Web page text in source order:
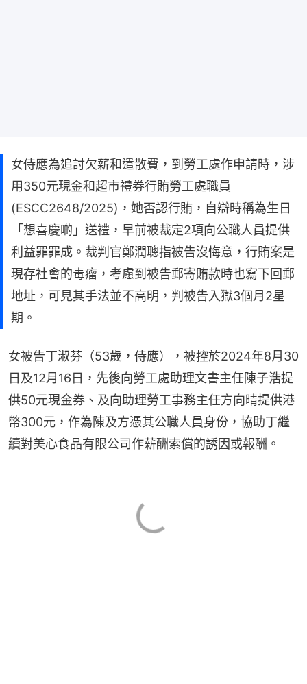
女侍應為追討欠薪和遣散費，到勞工處作申請時，涉
用350元現金和超市禮券行賄勞工處職員
(ESCC2648/2025)，她否認行賄，自辯時稱為生日
「想喜慶啲」送禮，早前被裁定2項向公職人員提供
利益罪罪成。裁判官鄭潤聰指被告沒悔意，行賄案是
現存社會的毒瘤，考慮到被告郵寄賄款時也寫下回郵
地址，可見其手法並不高明，判被告入獄3個月2星
期。
女被告丁淑芬（53歲，侍應），被控於2024年8月30
日及12月16日，先後向勞工處助理文書主任陳子浩提
供50元現金券、及向助理勞工事務主任方向晴提供港
幣300元，作為陳及方憑其公職人員身份，協助丁繼
續對美心食品有限公司作薪酬索償的誘因或報酬。